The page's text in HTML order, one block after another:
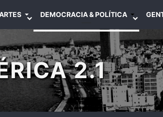
DEMOCRACIA & POLÍTICA
2.1